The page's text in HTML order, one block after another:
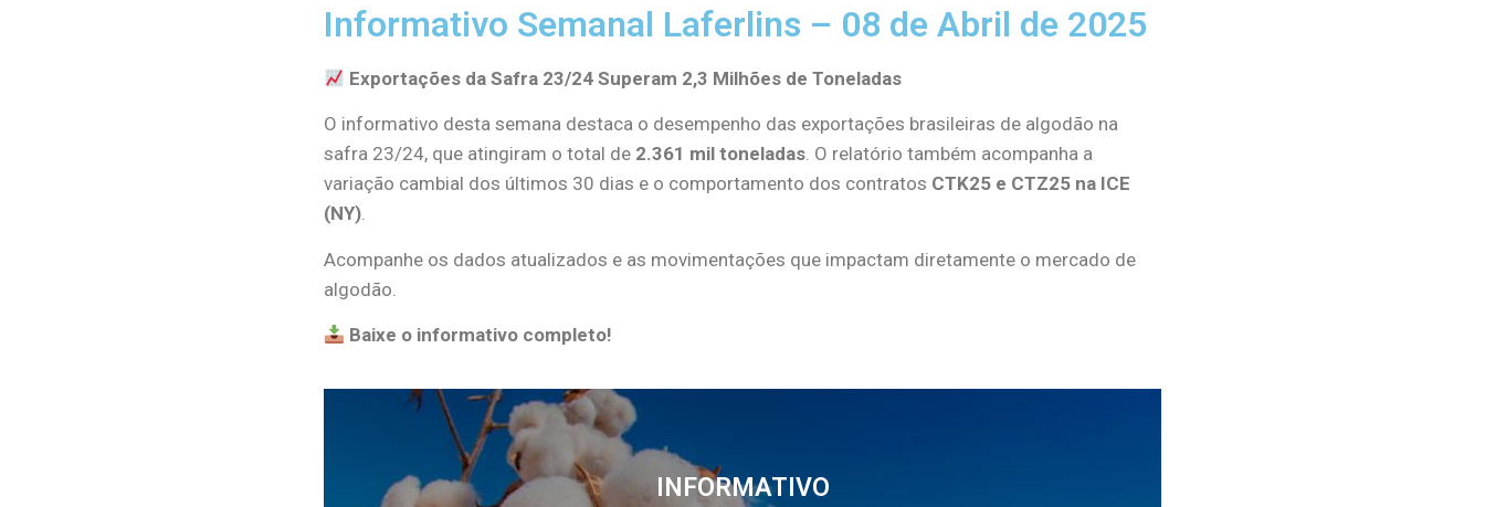
Informativo Semanal Laferlins – 08 de Abril de 2025
Exportações da Safra 23/24 Superam 2,3 Milhões de Toneladas
O informativo desta semana destaca o desempenho das exportações brasileiras de algodão na
safra 23/24, que atingiram o total de 2.361 mil toneladas. O relatório também acompanha a
variação cambial dos últimos 30 dias e o comportamento dos contratos CTK25 e CTZ25 na ICE
(NY).
Acompanhe os dados atualizados e as movimentações que impactam diretamente o mercado de
algodão.
Baixe o informativo completo!
INFORMATIVO